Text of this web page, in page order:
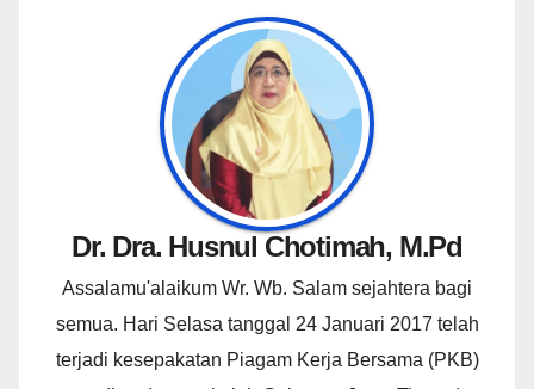
Dr. Dra. Husnul Chotimah, M.Pd
Assalamu'alaikum Wr. Wb. Salam sejahtera bagi
semua. Hari Selasa tanggal 24 Januari 2017 telah
terjadi kesepakatan Piagam Kerja Bersama (PKB)